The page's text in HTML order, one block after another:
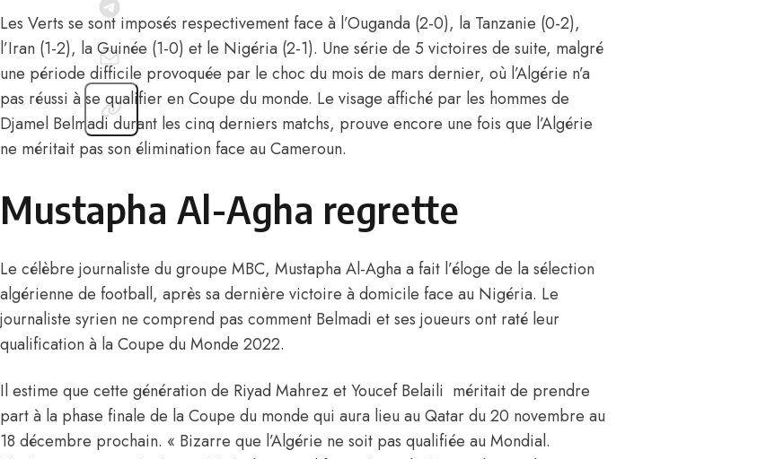
Les Verts se sont imposés respectivement face à l’Ouganda (2-0), la Tanzanie (0-2),
l’Iran (1-2), la Guinée (1-0) et le Nigéria (2-1). Une série de 5 victoires de suite, malgré
une période difficile provoquée par le choc du mois de mars dernier, où l’Algérie n’a
pas réussi à se qualifier en Coupe du monde. Le visage affiché par les hommes de
Djamel Belmadi durant les cinq derniers matchs, prouve encore une fois que l’Algérie
ne méritait pas son élimination face au Cameroun.
Mustapha Al-Agha regrette
Le célèbre journaliste du groupe MBC, Mustapha Al-Agha a fait l’éloge de la sélection
algérienne de football, après sa dernière victoire à domicile face au Nigéria. Le
journaliste syrien ne comprend pas comment Belmadi et ses joueurs ont raté leur
qualification à la Coupe du Monde 2022.
Il estime que cette génération de Riyad Mahrez et Youcef Belaili méritait de prendre
part à la phase finale de la Coupe du monde qui aura lieu au Qatar du 20 novembre au
18 décembre prochain. « Bizarre que l’Algérie ne soit pas qualifiée au Mondial.